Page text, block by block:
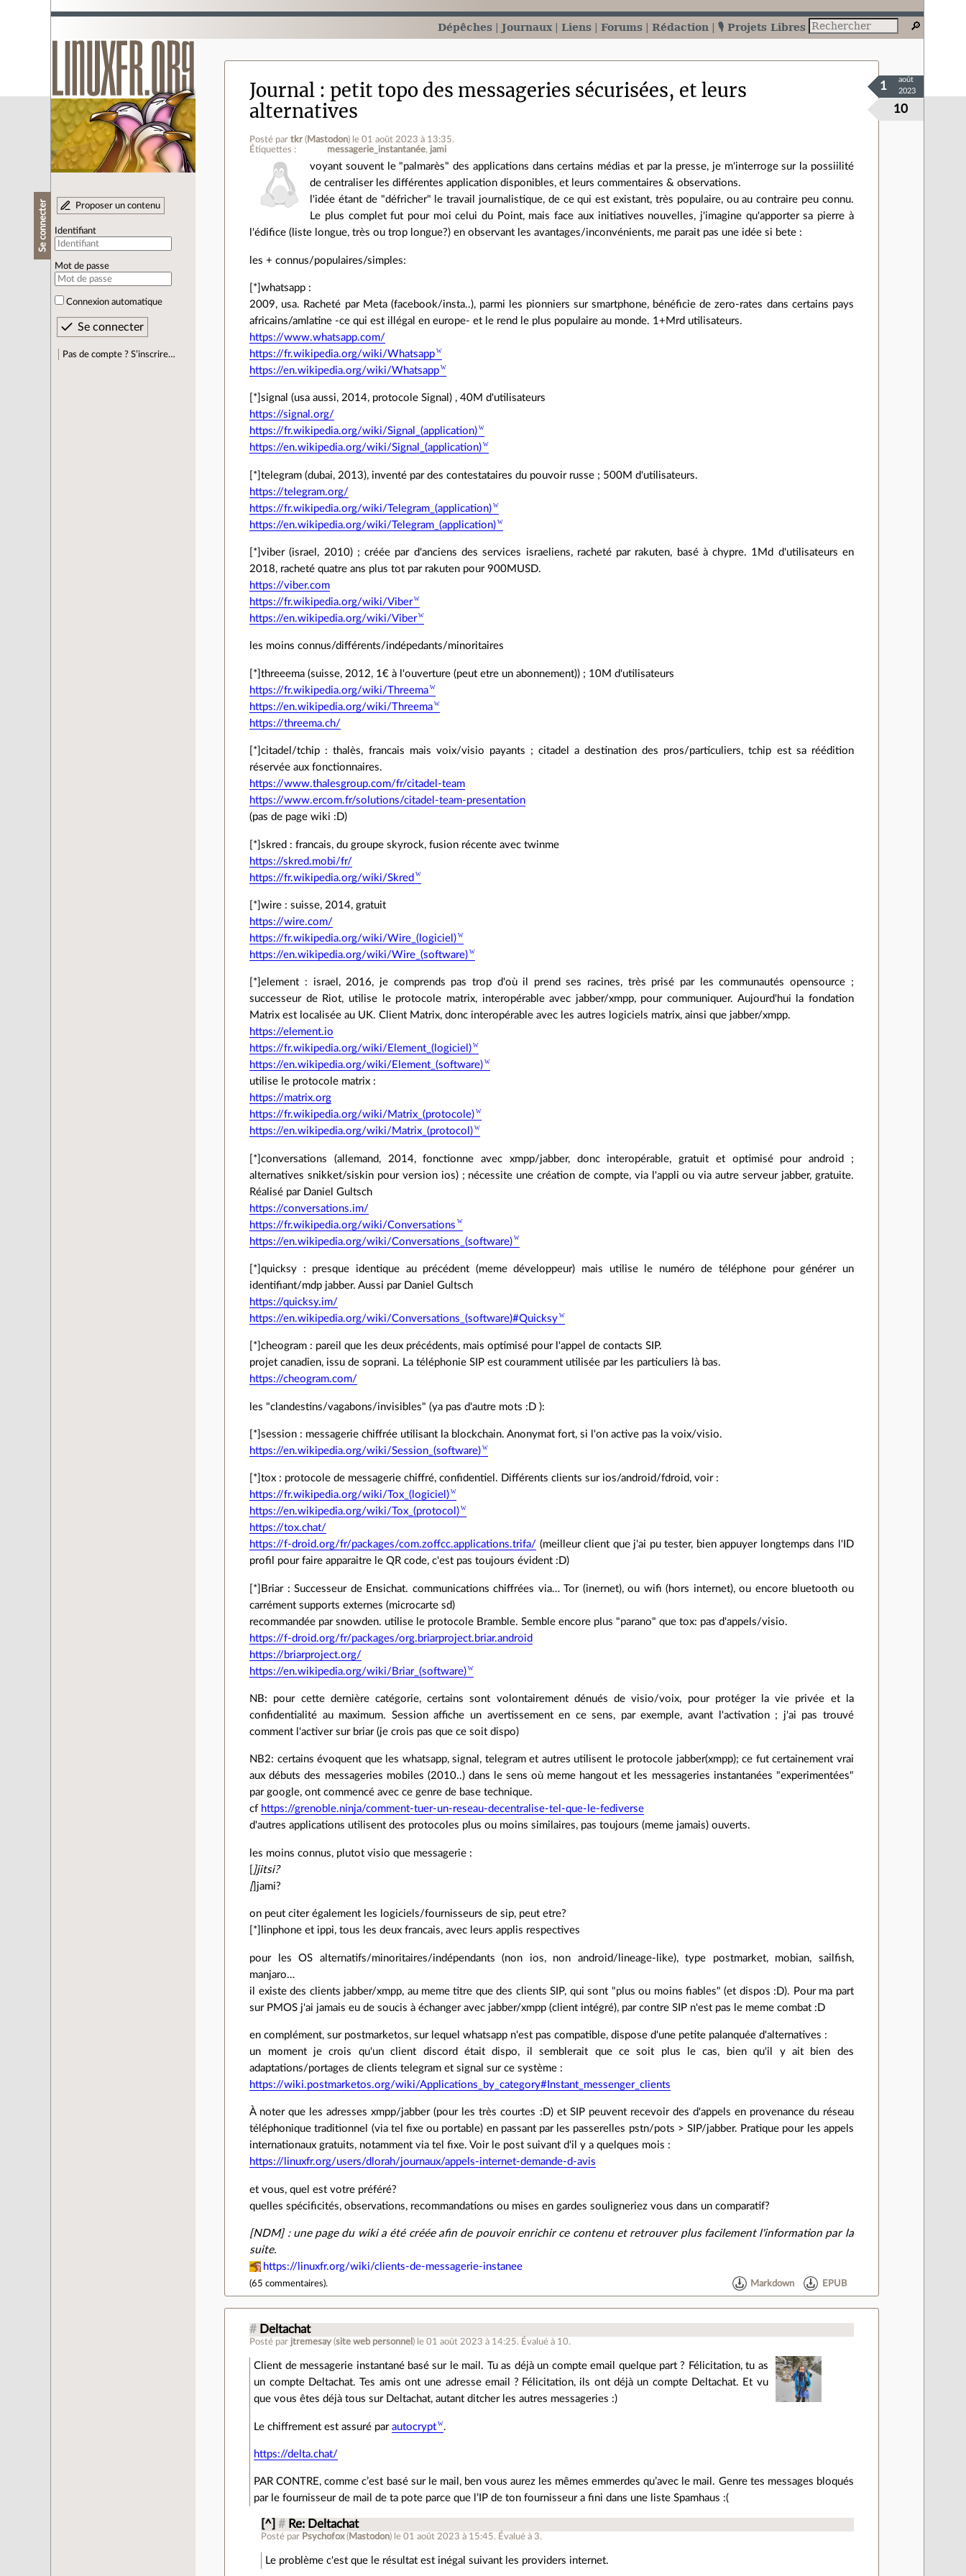
Dépêches Journaux Liens Forums Rédaction 🎙️ Projets Libres
Se connecter Proposer un contenu
Identifiant
Mot de passe
Connexion automatique
Pas de compte ? S’inscrire…
Journal
petit topo des messageries sécurisées, et leurs
alternatives
Posté partkr ( Mastodon) le 01 août 2023 à 13:35.
Étiquettes :
messagerie_instantanée jami
10
1
août
2023
voyant souvent le "palmarès" des applications dans certains médias et par la presse, je m'interroge sur la possiilité
de centraliser les différentes application disponibles, et leurs commentaires & observations.
l'idée étant de "défricher" le travail journalistique, de ce qui est existant, très populaire, ou au contraire peu connu.
Le plus complet fut pour moi celui du Point, mais face aux initiatives nouvelles, j'imagine qu'apporter sa pierre à
l'édifice (liste longue, très ou trop longue?) en observant les avantages/inconvénients, me parait pas une idée si bete :
les + connus/populaires/simples:
[*]whatsapp :
2009, usa. Racheté par Meta (facebook/insta..), parmi les pionniers sur smartphone, bénéficie de zero-rates dans certains pays
africains/amlatine -ce qui est illégal en europe- et le rend le plus populaire au monde. 1+Mrd utilisateurs.
https://www.whatsapp.com/
https://fr.wikipedia.org/wiki/Whatsapp
https://en.wikipedia.org/wiki/Whatsapp
[*]signal (usa aussi, 2014, protocole Signal) , 40M d'utilisateurs
https://signal.org/
https://fr.wikipedia.org/wiki/Signal_(application)
https://en.wikipedia.org/wiki/Signal_(application)
[*]telegram (dubai, 2013), inventé par des contestataires du pouvoir russe ; 500M d'utilisateurs.
https://telegram.org/
https://fr.wikipedia.org/wiki/Telegram_(application)
https://en.wikipedia.org/wiki/Telegram_(application)
[*]viber (israel, 2010) ; créée par d'anciens des services israeliens, racheté par rakuten, basé à chypre. 1Md d'utilisateurs en
2018, racheté quatre ans plus tot par rakuten pour 900MUSD.
https://viber.com
https://fr.wikipedia.org/wiki/Viber
https://en.wikipedia.org/wiki/Viber
les moins connus/différents/indépedants/minoritaires
[*]threeema (suisse, 2012, 1€ à l'ouverture (peut etre un abonnement)) ; 10M d'utilisateurs
https://fr.wikipedia.org/wiki/Threema
https://en.wikipedia.org/wiki/Threema
https://threema.ch/
[*]citadel/tchip : thalès, francais mais voix/visio payants ; citadel a destination des pros/particuliers, tchip est sa réédition
réservée aux fonctionnaires.
https://www.thalesgroup.com/fr/citadel-team
https://www.ercom.fr/solutions/citadel-team-presentation
(pas de page wiki :D)
[*]skred : francais, du groupe skyrock, fusion récente avec twinme
https://skred.mobi/fr/
https://fr.wikipedia.org/wiki/Skred
[*]wire : suisse, 2014, gratuit
https://wire.com/
https://fr.wikipedia.org/wiki/Wire_(logiciel)
https://en.wikipedia.org/wiki/Wire_(software)
[*]element : israel, 2016, je comprends pas trop d'où il prend ses racines, très prisé par les communautés opensource ;
successeur de Riot, utilise le protocole matrix, interopérable avec jabber/xmpp, pour communiquer. Aujourd'hui la fondation
Matrix est localisée au UK. Client Matrix, donc interopérable avec les autres logiciels matrix, ainsi que jabber/xmpp.
https://element.io
https://fr.wikipedia.org/wiki/Element_(logiciel)
https://en.wikipedia.org/wiki/Element_(software)
utilise le protocole matrix :
https://matrix.org
https://fr.wikipedia.org/wiki/Matrix_(protocole)
https://en.wikipedia.org/wiki/Matrix_(protocol)
[*]conversations (allemand, 2014, fonctionne avec xmpp/jabber, donc interopérable, gratuit et optimisé pour android ;
alternatives snikket/siskin pour version ios) ; nécessite une création de compte, via l'appli ou via autre serveur jabber, gratuite.
Réalisé par Daniel Gultsch
https://conversations.im/
https://fr.wikipedia.org/wiki/Conversations
https://en.wikipedia.org/wiki/Conversations_(software)
[*]quicksy : presque identique au précédent (meme développeur) mais utilise le numéro de téléphone pour générer un
identifiant/mdp jabber. Aussi par Daniel Gultsch
https://quicksy.im/
https://en.wikipedia.org/wiki/Conversations_(software)#Quicksy
[*]cheogram : pareil que les deux précédents, mais optimisé pour l'appel de contacts SIP.
projet canadien, issu de soprani. La téléphonie SIP est couramment utilisée par les particuliers là bas.
https://cheogram.com/
les "clandestins/vagabons/invisibles" (ya pas d'autre mots :D ):
[*]session : messagerie chiffrée utilisant la blockchain. Anonymat fort, si l'on active pas la voix/visio.
https://en.wikipedia.org/wiki/Session_(software)
[*]tox : protocole de messagerie chiffré, confidentiel. Différents clients sur ios/android/fdroid, voir :
https://fr.wikipedia.org/wiki/Tox_(logiciel)
https://en.wikipedia.org/wiki/Tox_(protocol)
https://tox.chat/
https://f-droid.org/fr/packages/com.zoffcc.applications.trifa/ (meilleur client que j'ai pu tester, bien appuyer longtemps dans l'ID
profil pour faire apparaitre le QR code, c'est pas toujours évident :D)
[*]Briar : Successeur de Ensichat. communications chiffrées via… Tor (inernet), ou wifi (hors internet), ou encore bluetooth ou
carrément supports externes (microcarte sd)
recommandée par snowden. utilise le protocole Bramble. Semble encore plus "parano" que tox: pas d'appels/visio.
https://f-droid.org/fr/packages/org.briarproject.briar.android
https://briarproject.org/
https://en.wikipedia.org/wiki/Briar_(software)
NB: pour cette dernière catégorie, certains sont volontairement dénués de visio/voix, pour protéger la vie privée et la
confidentialité au maximum. Session affiche un avertissement en ce sens, par exemple, avant l'activation ; j'ai pas trouvé
comment l'activer sur briar (je crois pas que ce soit dispo)
NB2: certains évoquent que les whatsapp, signal, telegram et autres utilisent le protocole jabber(xmpp); ce fut certainement vrai
aux débuts des messageries mobiles (2010..) dans le sens où meme hangout et les messageries instantanées "experimentées"
par google, ont commencé avec ce genre de base technique.
cf https://grenoble.ninja/comment-tuer-un-reseau-decentralise-tel-que-le-fediverse
d'autres applications utilisent des protocoles plus ou moins similaires, pas toujours (meme jamais) ouverts.
les moins connus, plutot visio que messagerie :
]jitsi?
[ ]jami?
on peut citer également les logiciels/fournisseurs de sip, peut etre?
[*]linphone et ippi, tous les deux francais, avec leurs applis respectives
pour les OS alternatifs/minoritaires/indépendants (non ios, non android/lineage-like), type postmarket, mobian, sailfish,
manjaro…
il existe des clients jabber/xmpp, au meme titre que des clients SIP, qui sont "plus ou moins fiables" (et dispos :D). Pour ma part
sur PMOS j'ai jamais eu de soucis à échanger avec jabber/xmpp (client intégré), par contre SIP n'est pas le meme combat :D
en complément, sur postmarketos, sur lequel whatsapp n'est pas compatible, dispose d'une petite palanquée d'alternatives :
un moment je crois qu'un client discord était dispo, il semblerait que ce soit plus le cas, bien qu'il y ait bien des
adaptations/portages de clients telegram et signal sur ce système :
https://wiki.postmarketos.org/wiki/Applications_by_category#Instant_messenger_clients
À noter que les adresses xmpp/jabber (pour les très courtes :D) et SIP peuvent recevoir des d'appels en provenance du réseau
téléphonique traditionnel (via tel fixe ou portable) en passant par les passerelles pstn/pots > SIP/jabber. Pratique pour les appels
internationaux gratuits, notamment via tel fixe. Voir le post suivant d'il y a quelques mois :
https://linuxfr.org/users/dlorah/journaux/appels-internet-demande-d-avis
et vous, quel est votre préféré?
quelles spécificités, observations, recommandations ou mises en gardes souligneriez vous dans un comparatif?
[NDM] : une page du wiki a été créée afin de pouvoir enrichir ce contenu et retrouver plus facilement l'information par la
suite.
https://linuxfr.org/wiki/clients-de-messagerie-instanee
(65 commentaires). Markdown EPUB
# Deltachat
Posté par jtremesay (site web personnel ) le 01 août 2023 à 14:25. Évalué à 10.
Client de messagerie instantané basé sur le mail. Tu as déjà un compte email quelque part ? Félicitation, tu as
un compte Deltachat. Tes amis ont une adresse email ? Félicitation, ils ont déjà un compte Deltachat. Et vu
que vous êtes déjà tous sur Deltachat, autant ditcher les autres messageries :)
Le chiffrement est assuré parautocrypt .
https://delta.chat/
PAR CONTRE, comme c’est basé sur le mail, ben vous aurez les mêmes emmerdes qu’avec le mail. Genre tes messages bloqués
par le fournisseur de mail de ta pote parce que l’IP de ton fournisseur a fini dans une liste Spamhaus :(
[^] # Re: Deltachat
Posté par Psychofox( Mastodon) le 01 août 2023 à 15:45. Évalué à 3.
Le problème c'est que le résultat est inégal suivant les providers internet.